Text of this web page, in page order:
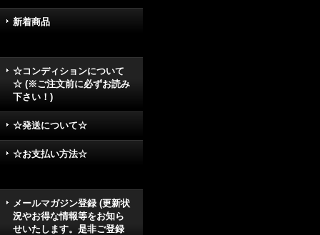
新着商品
☆コンディションについて
☆ (※ご注文前に必ずお読み
下さい！)
☆発送について☆
☆お支払い方法☆
メールマガジン登録 (更新状
況やお得な情報等をお知ら
せいたします。是非ご登録